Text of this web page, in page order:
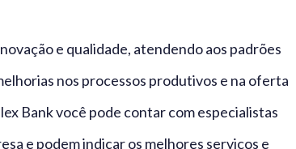
e qualidade, atendendo aos padrões
nos processos produtivos e na oferta
Bank você pode contar com especialistas
e podem indicar os melhores serviços e